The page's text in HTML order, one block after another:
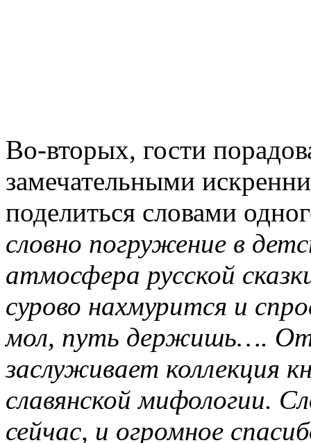
Во-вторых, гости
замечательными
поделиться словами
словно погружение в
атмосфера русской
сурово нахмурится и
мол, путь держишь….
заслуживает коллекция
славянской мифологии.
сейчас, и огромное